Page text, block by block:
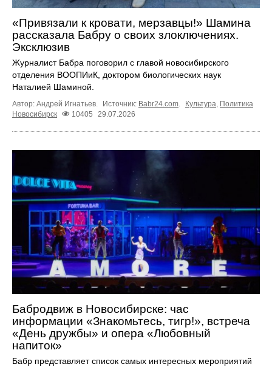
«Привязали к кровати, мерзавцы!» Шамина
рассказала Бабру о своих злоключениях.
Эксклюзив
Журналист Бабра поговорил с главой новосибирского
отделения ВООПИиК, доктором биологических наук
Наталией Шаминой.
Автор: Андрей Игнатьев. Источник: Babr24.com. Культура, Политика
Новосибирск
10405 29.07.2026
Бабродвиж в Новосибирске: час
информации «Знакомьтесь, тигр!», встреча
«День дружбы» и опера «Любовный
напиток»
Бабр представляет список самых интересных мероприятий